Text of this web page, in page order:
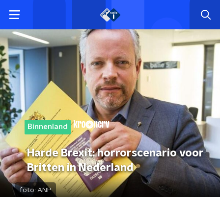
Binnenland
Harde Brexit: horrorscenario voor
Britten in Nederland
foto: ANP